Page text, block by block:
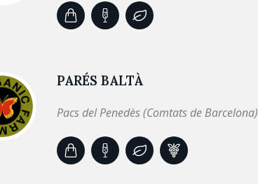
PARÉS BALTÀ
Pacs del Penedès (Comtats de Barcelona)